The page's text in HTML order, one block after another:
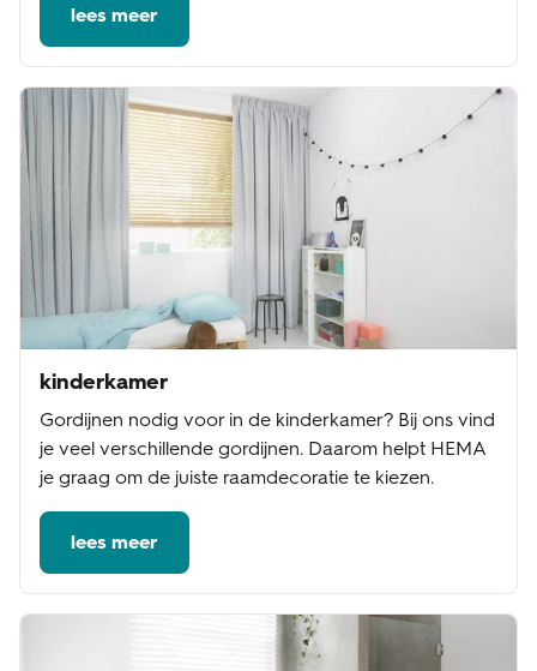
lees meer
kinderkamer
Gordijnen nodig voor in de kinderkamer? Bij ons vind
je veel verschillende gordijnen. Daarom helpt HEMA
je graag om de juiste raamdecoratie te kiezen.
lees meer